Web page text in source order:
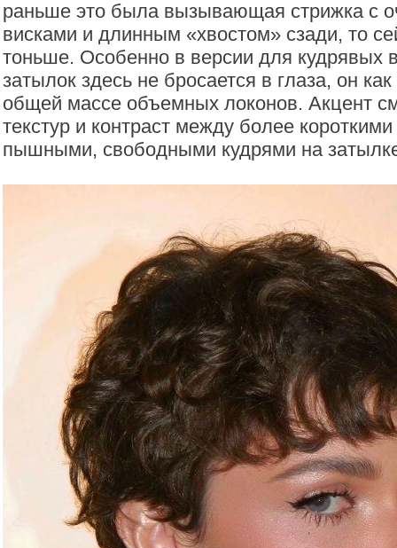
раньше это была вызывающая стрижка с
висками и длинным «хвостом» сзади, то
тоньше. Особенно в версии для кудрявых
затылок здесь не бросается в глаза, он
общей массе объемных локонов. Акцент
текстур и контраст между более
пышными, свободными кудрями на